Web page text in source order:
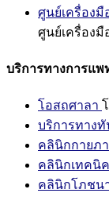
ศูนย์เครื่องมื
ศูนย์เครื่องมื
บริการทางการแพ
โอสถศาลา
บริการทาง
คลินิกกายภ
คลินิกเทคนิ
คลินิกโภชน